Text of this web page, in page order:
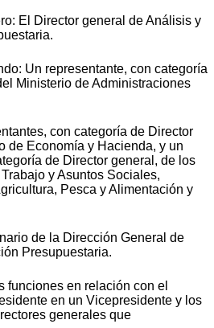
El Director general de Análisis y
Un representante, con categoría
Ministerio de Administraciones
con categoría de Director
de Economía y Hacienda, y un
de Director general, de los
y Asuntos Sociales,
Pesca y Alimentación y
de la Dirección General de
Presupuestaria.
funciones en relación con el
en un Vicepresidente y los
generales que